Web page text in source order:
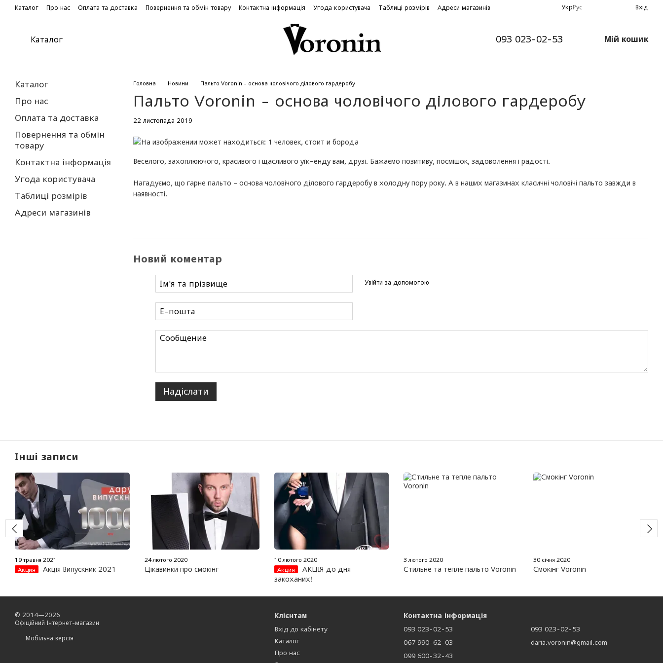
Перейти до основного контенту
Каталог Про нас Оплата та доставка Повернення та обмін товару Контактна інформація Угода користувача Таблиці розмірів Адреси магазинів УкрРус Вхід
Каталог 093 023-02-53 Мій кошик
Головна Новини Пальто Voronin - основа чоловічого ділового гардеробу
Пальто Voronin - основа чоловічого ділового гардеробу
22 листопада 2019
Веселого, захоплюючого, красивого і щасливого уїк-енду вам, друзі. Бажаємо позитиву, посмішок, задоволення і радості.
Нагадуємо, що гарне пальто – основа чоловічого ділового гардеробу в холодну пору року. А в наших магазинах класичні чоловічі пальто завжди в
наявності.
Новий коментар
Увійти за допомогою
Надіслати
Каталог
Про нас
Оплата та доставка
Повернення та обмін
товару
Контактна інформація
Угода користувача
Таблиці розмірів
Адреси магазинів
Інші записи
19 травня 2021
Акция Акція Випускник 2021
24 лютого 2020
Цікавинки про смокінг
10 лютого 2020
Акция
АКЦІЯ до дня
закоханих!
3 лютого 2020
Стильне та тепле пальто Voronin
30 січня 2020
Cмокінг Voronin
© 2014—2026
Офіційний Інтернет-магазин
Мобільна версія
Клієнтам
Вхід до кабінету
Каталог
Про нас
Контактна інформація
093 023-02-53
067 990-62-03
099 600-32-43
093 023-02-53
daria.voronin@gmail.com